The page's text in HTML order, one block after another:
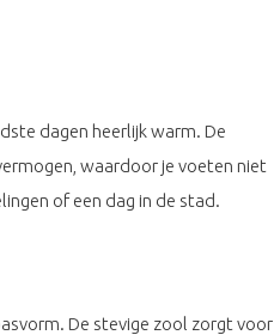
dagen heerlijk warm. De
waardoor je voeten niet
of een dag in de stad.
De stevige zool zorgt voor